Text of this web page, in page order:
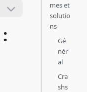
mes et
solutio
ns
Gé
nér
al
Cra
shs